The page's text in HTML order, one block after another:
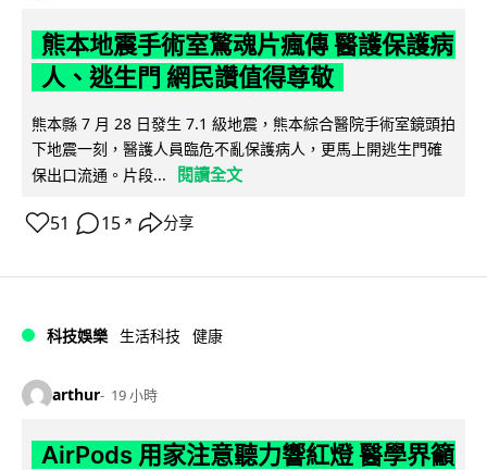
熊本地震手術室驚魂片瘋傳 醫護保護病
人、逃生門 網民讚值得尊敬
熊本縣 7 月 28 日發生 7.1 級地震，熊本綜合醫院手術室鏡頭拍
下地震一刻，醫護人員臨危不亂保護病人，更馬上開逃生門確
保出口流通。片段...
閱讀全文
51 15 ↗ 分享
科技娛樂 生活科技 健康
arthur 19 小時
AirPods 用家注意聽力響紅燈 醫學界籲